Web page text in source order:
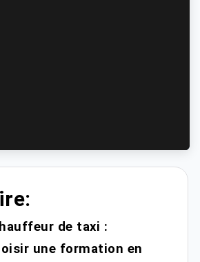
de taxi :
une formation en